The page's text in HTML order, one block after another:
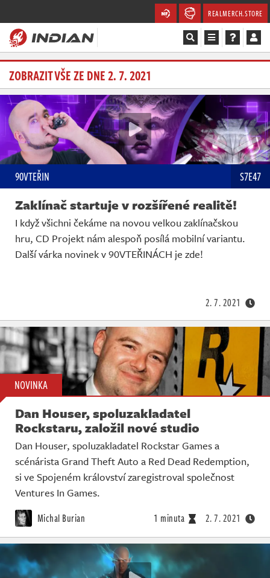
REALMERCH.STORE
Magazín
Recenze
Videa
Soutěže
Databáze
Komunita
Redakce
ZOBRAZIT VŠE ZE DNE 2. 7. 2021
90VTEŘIN S7E47
Zaklínač startuje v rozšířené realitě!
I když všichni čekáme na novou velkou zaklínačskou
hru, CD Projekt nám alespoň posílá mobilní variantu.
Další várka novinek v 90VTEŘINÁCH je zde!
2. 7. 2021
NOVINKA
Dan Houser, spoluzakladatel
Rockstaru, založil nové studio
Dan Houser, spoluzakladatel Rockstar Games a
scénárista Grand Theft Auto a Red Dead Redemption,
si ve Spojeném království zaregistroval společnost
Ventures In Games.
Michal Burian 1 minuta 2. 7. 2021